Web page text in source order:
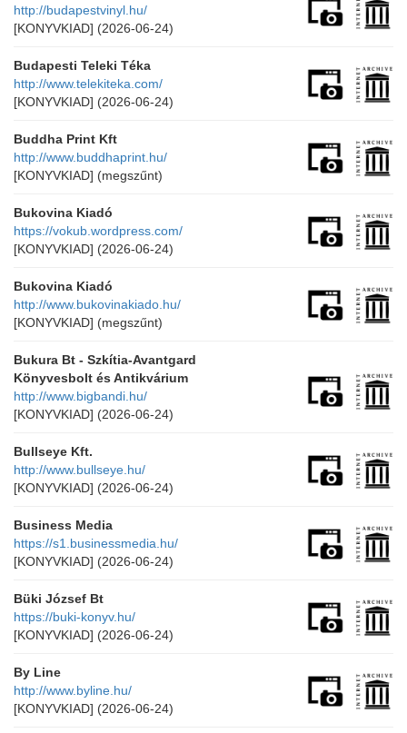
http://budapestvinyl.hu/
[KONYVKIAD] (2026-06-24)
Budapesti Teleki Téka
http://www.telekiteka.com/
[KONYVKIAD] (2026-06-24)
Buddha Print Kft
http://www.buddhaprint.hu/
[KONYVKIAD] (megszűnt)
Bukovina Kiadó
https://vokub.wordpress.com/
[KONYVKIAD] (2026-06-24)
Bukovina Kiadó
http://www.bukovinakiado.hu/
[KONYVKIAD] (megszűnt)
Bukura Bt - Szkítia-Avantgard
Könyvesbolt és Antikvárium
http://www.bigbandi.hu/
[KONYVKIAD] (2026-06-24)
Bullseye Kft.
http://www.bullseye.hu/
[KONYVKIAD] (2026-06-24)
Business Media
https://s1.businessmedia.hu/
[KONYVKIAD] (2026-06-24)
Büki József Bt
https://buki-konyv.hu/
[KONYVKIAD] (2026-06-24)
By Line
http://www.byline.hu/
[KONYVKIAD] (2026-06-24)